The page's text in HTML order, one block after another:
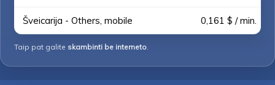
Šveicarija - Others, mobile 0,161 $ / min.
Taip pat galite skambinti be interneto.